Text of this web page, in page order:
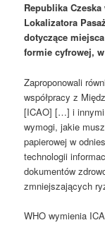
Republika
Lokalizatora
dotyczące
formie cyfrowej,
Zaproponowali
współpracy z
[ICAO] […] i innymi
wymogi, jakie
papierowej w
technologii
dokumentów
zmniejszających
WHO wymienia